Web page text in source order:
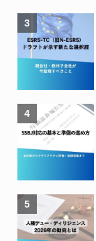
3
4
5